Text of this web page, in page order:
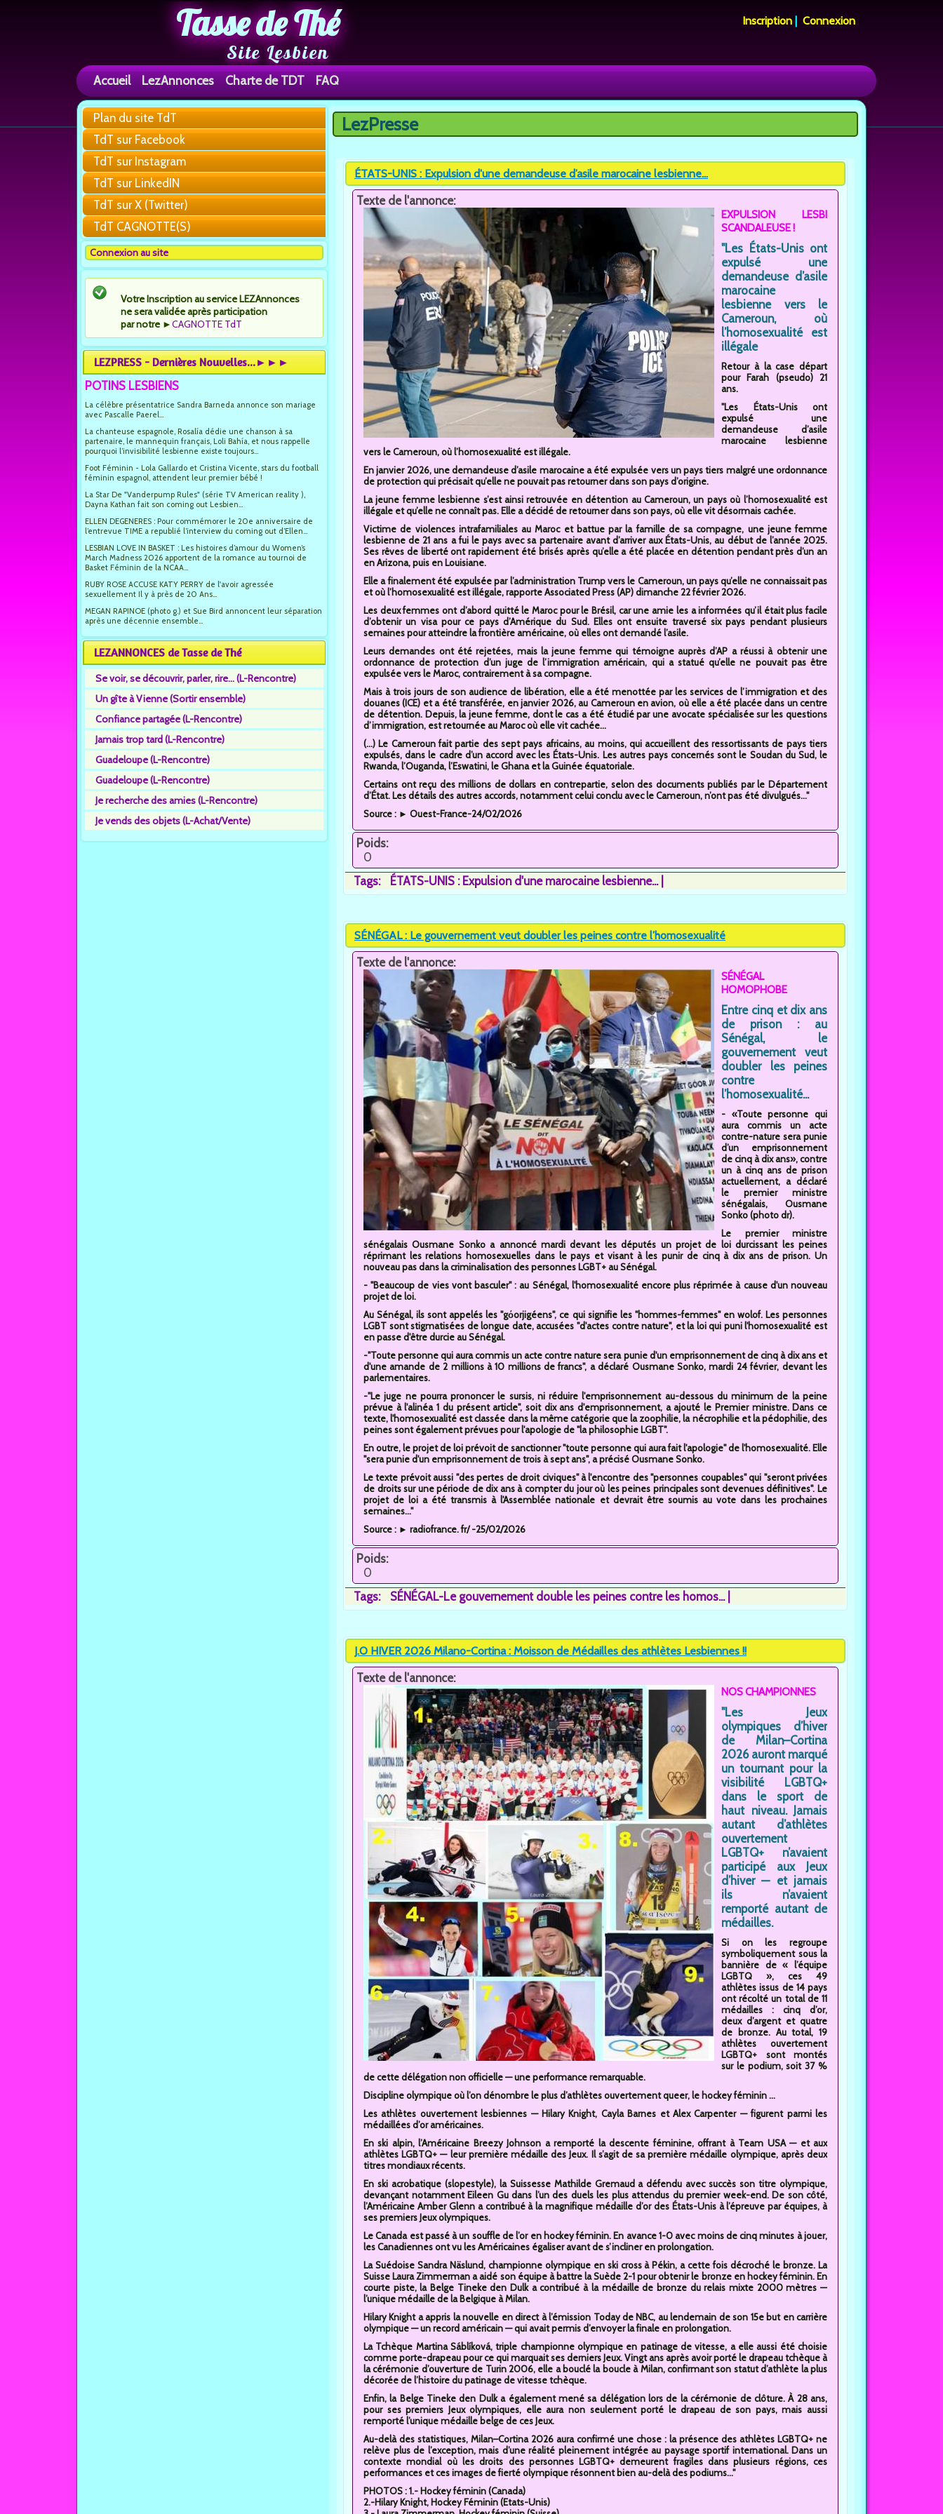
Tasse de Thé
Site Lesbien
Inscription |Connexion
Accueil LezAnnonces Charte de TDT FAQ
Plan du site TdT
TdT sur Facebook
TdT sur Instagram
TdT sur LinkedIN
TdT sur X (Twitter)
TdT CAGNOTTE(S)
Connexion au site
Votre Inscription au service LEZAnnonces
ne sera validée après participation
par notre ►CAGNOTTE TdT
LEZPRESS - Dernières Nouvelles...►►►
POTINS LESBIENS
La célèbre présentatrice Sandra Barneda annonce son mariage
avec Pascalle Paerel...
La chanteuse espagnole, Rosalía dédie une chanson à sa
partenaire, le mannequin français, Loli Bahía, et nous rappelle
pourquoi l’invisibilité lesbienne existe toujours...
Foot Féminin - Lola Gallardo et Cristina Vicente, stars du football
féminin espagnol, attendent leur premier bébé !
La Star De "Vanderpump Rules" (série TV American reality ),
Dayna Kathan fait son coming out Lesbien...
ELLEN DEGENERES : Pour commémorer le 20e anniversaire de
l’entrevue TIME a republié l’interview du coming out d’Ellen...
LESBIAN LOVE IN BASKET : Les histoires d’amour du Women’s
March Madness 2026 apportent de la romance au tournoi de
Basket Féminin de la NCAA...
RUBY ROSE ACCUSE KATY PERRY de l'avoir agressée
sexuellement Il y à près de 20 Ans...
MEGAN RAPINOE (photo g.) et Sue Bird annoncent leur séparation
après une décennie ensemble...
LEZANNONCES de Tasse de Thé
Se voir, se découvrir, parler, rire... (L-Rencontre)
Un gîte à Vienne (Sortir ensemble)
Confiance partagée (L-Rencontre)
Jamais trop tard (L-Rencontre)
Guadeloupe (L-Rencontre)
Guadeloupe (L-Rencontre)
Je recherche des amies (L-Rencontre)
Je vends des objets (L-Achat/Vente)
Vous êtes ici
LezPresse
ÉTATS-UNIS : Expulsion d'une demandeuse d’asile marocaine lesbienne...
Texte de l'annonce:
EXPULSION LESBI
SCANDALEUSE !
"Les États-Unis ont
expulsé une
demandeuse d’asile
marocaine
lesbienne vers le
Cameroun, où
l’homosexualité est
illégale
Retour à la case départ
pour Farah (pseudo) 21
ans.
"Les États-Unis ont
expulsé une
demandeuse d’asile
marocaine lesbienne
vers le Cameroun, où l’homosexualité est illégale.
En janvier 2026, une demandeuse d’asile marocaine a été expulsée vers un pays tiers malgré une ordonnance
de protection qui précisait qu’elle ne pouvait pas retourner dans son pays d’origine.
La jeune femme lesbienne s’est ainsi retrouvée en détention au Cameroun, un pays où l’homosexualité est
illégale et qu’elle ne connaît pas. Elle a décidé de retourner dans son pays, où elle vit désormais cachée.
Victime de violences intrafamiliales au Maroc et battue par la famille de sa compagne, une jeune femme
lesbienne de 21 ans a fui le pays avec sa partenaire avant d’arriver aux États-Unis, au début de l’année 2025.
Ses rêves de liberté ont rapidement été brisés après qu’elle a été placée en détention pendant près d’un an
en Arizona, puis en Louisiane.
Elle a finalement été expulsée par l’administration Trump vers le Cameroun, un pays qu’elle ne connaissait pas
et où l’homosexualité est illégale, rapporte Associated Press (AP) dimanche 22 février 2026.
Les deux femmes ont d’abord quitté le Maroc pour le Brésil, car une amie les a informées qu’il était plus facile
d’obtenir un visa pour ce pays d’Amérique du Sud. Elles ont ensuite traversé six pays pendant plusieurs
semaines pour atteindre la frontière américaine, où elles ont demandé l’asile.
Leurs demandes ont été rejetées, mais la jeune femme qui témoigne auprès d’AP a réussi à obtenir une
ordonnance de protection d’un juge de l’immigration américain, qui a statué qu’elle ne pouvait pas être
expulsée vers le Maroc, contrairement à sa compagne.
Mais à trois jours de son audience de libération, elle a été menottée par les services de l’immigration et des
douanes (ICE) et a été transférée, en janvier 2026, au Cameroun en avion, où elle a été placée dans un centre
de détention. Depuis, la jeune femme, dont le cas a été étudié par une avocate spécialisée sur les questions
d’immigration, est retournée au Maroc où elle vit cachée...
(...) Le Cameroun fait partie des sept pays africains, au moins, qui accueillent des ressortissants de pays tiers
expulsés, dans le cadre d’un accord avec les États-Unis. Les autres pays concernés sont le Soudan du Sud, le
Rwanda, l’Ouganda, l’Eswatini, le Ghana et la Guinée équatoriale.
Certains ont reçu des millions de dollars en contrepartie, selon des documents publiés par le Département
d’État. Les détails des autres accords, notamment celui conclu avec le Cameroun, n’ont pas été divulgués..."
Source : ► Ouest-France-24/02/2026
Poids:
0
Tags:
ÉTATS-UNIS : Expulsion d'une marocaine lesbienne...
SÉNÉGAL : Le gouvernement veut doubler les peines contre l’homosexualité
Texte de l'annonce:
SÉNÉGAL
HOMOPHOBE
Entre cinq et dix ans
de prison : au
Sénégal, le
gouvernement veut
doubler les peines
contre
l’homosexualité...
- «Toute personne qui
aura commis un acte
contre-nature sera punie
d’un emprisonnement
de cinq à dix ans», contre
un à cinq ans de prison
actuellement, a déclaré
le premier ministre
sénégalais, Ousmane
Sonko (photo dr).
Le premier ministre
sénégalais Ousmane Sonko a annoncé mardi devant les députés un projet de loi durcissant les peines
réprimant les relations homosexuelles dans le pays et visant à les punir de cinq à dix ans de prison. Un
nouveau pas dans la criminalisation des personnes LGBT+ au Sénégal.
- "Beaucoup de vies vont basculer" : au Sénégal, l'homosexualité encore plus réprimée à cause d'un nouveau
projet de loi.
Au Sénégal, ils sont appelés les "gόorjigéens", ce qui signifie les "hommes-femmes" en wolof. Les personnes
LGBT sont stigmatisées de longue date, accusées "d'actes contre nature", et la loi qui puni l'homosexualité est
en passe d'être durcie au Sénégal.
-"Toute personne qui aura commis un acte contre nature sera punie d'un emprisonnement de cinq à dix ans et
d'une amande de 2 millions à 10 millions de francs", a déclaré Ousmane Sonko, mardi 24 février, devant les
parlementaires.
-"Le juge ne pourra prononcer le sursis, ni réduire l'emprisonnement au-dessous du minimum de la peine
prévue à l'alinéa 1 du présent article", soit dix ans d'emprisonnement, a ajouté le Premier ministre. Dans ce
texte, l'homosexualité est classée dans la même catégorie que la zoophilie, la nécrophilie et la pédophilie, des
peines sont également prévues pour l'apologie de "la philosophie LGBT".
En outre, le projet de loi prévoit de sanctionner "toute personne qui aura fait l'apologie" de l'homosexualité. Elle
"sera punie d'un emprisonnement de trois à sept ans", a précisé Ousmane Sonko.
Le texte prévoit aussi "des pertes de droit civiques" à l'encontre des "personnes coupables" qui "seront privées
de droits sur une période de dix ans à compter du jour où les peines principales sont devenues définitives". Le
projet de loi a été transmis à l'Assemblée nationale et devrait être soumis au vote dans les prochaines
semaines..."
Source : ► radiofrance. fr/ -25/02/2026
Poids:
0
Tags:
SÉNÉGAL-Le gouvernement double les peines contre les homos...
J.O HIVER 2026 Milano-Cortina : Moisson de Médailles des athlètes Lesbiennes !!
Texte de l'annonce:
NOS CHAMPIONNES
"Les Jeux
olympiques d’hiver
de Milan–Cortina
2026 auront marqué
un tournant pour la
visibilité LGBTQ+
dans le sport de
haut niveau. Jamais
autant d’athlètes
ouvertement
LGBTQ+ n’avaient
participé aux Jeux
d’hiver — et jamais
ils n’avaient
remporté autant de
médailles.
Si on les regroupe
symboliquement sous la
bannière de « l’équipe
LGBTQ », ces 49
athlètes issus de 14 pays
ont récolté un total de 11
médailles : cinq d’or,
deux d’argent et quatre
de bronze. Au total, 19
athlètes ouvertement
LGBTQ+ sont montés
sur le podium, soit 37 %
de cette délégation non officielle — une performance remarquable.
Discipline olympique où l’on dénombre le plus d’athlètes ouvertement queer, le hockey féminin ...
Les athlètes ouvertement lesbiennes — Hilary Knight, Cayla Barnes et Alex Carpenter — figurent parmi les
médaillées d’or américaines.
En ski alpin, l’Américaine Breezy Johnson a remporté la descente féminine, offrant à Team USA — et aux
athlètes LGBTQ+ — leur première médaille des Jeux. Il s’agit de sa première médaille olympique, après deux
titres mondiaux récents.
En ski acrobatique (slopestyle), la Suissesse Mathilde Gremaud a défendu avec succès son titre olympique,
devançant notamment Eileen Gu dans l’un des duels les plus attendus du premier week-end. De son côté,
l’Américaine Amber Glenn a contribué à la magnifique médaille d’or des États-Unis à l’épreuve par équipes, à
ses premiers Jeux olympiques.
Le Canada est passé à un souffle de l’or en hockey féminin. En avance 1-0 avec moins de cinq minutes à jouer,
les Canadiennes ont vu les Américaines égaliser avant de s’incliner en prolongation.
La Suédoise Sandra Näslund, championne olympique en ski cross à Pékin, a cette fois décroché le bronze. La
Suisse Laura Zimmerman a aidé son équipe à battre la Suède 2-1 pour obtenir le bronze en hockey féminin. En
courte piste, la Belge Tineke den Dulk a contribué à la médaille de bronze du relais mixte 2000 mètres —
l’unique médaille de la Belgique à Milan.
Hilary Knight a appris la nouvelle en direct à l’émission Today de NBC, au lendemain de son 15e but en carrière
olympique — un record américain — qui avait permis d’envoyer la finale en prolongation.
La Tchèque Martina Sáblíková, triple championne olympique en patinage de vitesse, a elle aussi été choisie
comme porte-drapeau pour ce qui marquait ses derniers Jeux. Vingt ans après avoir porté le drapeau tchèque à
la cérémonie d’ouverture de Turin 2006, elle a bouclé la boucle à Milan, confirmant son statut d’athlète la plus
décorée de l’histoire du patinage de vitesse tchèque.
Enfin, la Belge Tineke den Dulk a également mené sa délégation lors de la cérémonie de clôture. À 28 ans,
pour ses premiers Jeux olympiques, elle aura non seulement porté le drapeau de son pays, mais aussi
remporté l’unique médaille belge de ces Jeux.
Au-delà des statistiques, Milan–Cortina 2026 aura confirmé une chose : la présence des athlètes LGBTQ+ ne
relève plus de l’exception, mais d’une réalité pleinement intégrée au paysage sportif international. Dans un
contexte mondial où les droits des personnes LGBTQ+ demeurent fragiles dans plusieurs régions, ces
performances et ces images de fierté olympique résonnent bien au-delà des podiums..."
PHOTOS : 1.- Hockey féminin (Canada)
2.-Hilary Knight, Hockey Féminin (Etats-Unis)